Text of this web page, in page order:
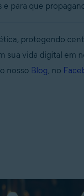
para que
protegendo
sua vida digital em
nosso Blog, no